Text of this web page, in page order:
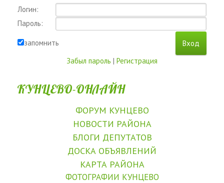
Логин:
Пароль:
запомнить
Забыл пароль | Регистрация
КУНЦЕВО-ОНЛАЙН
ФОРУМ КУНЦЕВО
НОВОСТИ РАЙОНА
БЛОГИ ДЕПУТАТОВ
ДОСКА ОБЪЯВЛЕНИЙ
КАРТА РАЙОНА
ФОТОГРАФИИ КУНЦЕВО